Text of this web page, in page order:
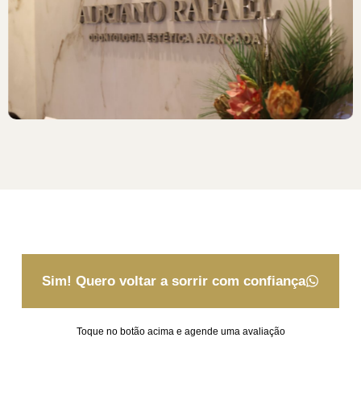
Sim! Quero voltar a sorrir com confiança
Toque no botão acima e agende uma avaliação